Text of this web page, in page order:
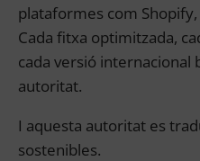
plataformes com
Cada fitxa optimitzada,
cada versió internacional
autoritat.
I aquesta autoritat es
sostenibles.